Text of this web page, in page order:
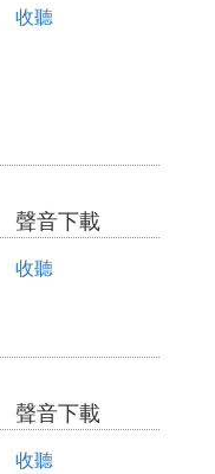
收聽
聲音下載
收聽
聲音下載
收聽